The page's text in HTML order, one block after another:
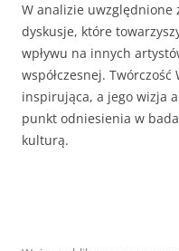
W analizie uwzględnione
dyskusje, które
wpływu na innych
współczesnej.
inspirująca, a jego wizja
punkt odniesienia w
kulturą.